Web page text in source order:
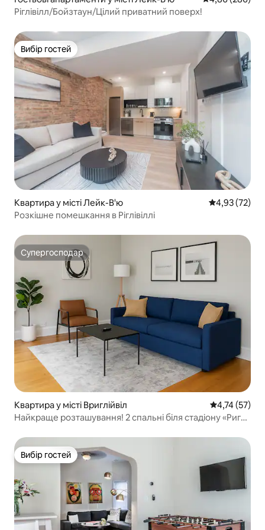
Ріглівілл/Бойзтаун/Цілий приватний поверх!
Вибір гостей
Вибір гостей
Квартира у місті Лейк-В'ю Середня
4,93 (72)
Розкішне помешкання в Ріглівіллі
Супергосподар
Супергосподар
Квартира у місті Вриглійвіл Середня
4,74 (57)
Найкраще розташування! 2 спальні біля стадіону «Риглі
Вибір гостей
Вибір гостей